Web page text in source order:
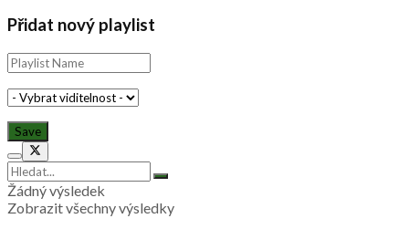
Přidat nový playlist
Žádný výsledek
Zobrazit všechny výsledky